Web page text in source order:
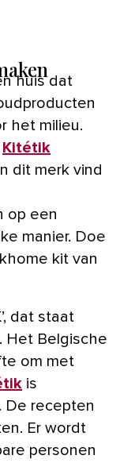
het milieu.
Kitétik
dit merk vind
op een
manier. Doe
kit van
dat staat
Het Belgische
om met
is
De recepten
Er wordt
personen